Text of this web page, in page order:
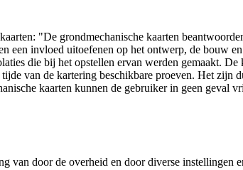
"De grondmechanische kaarten
een invloed uitoefenen op het ontwerp, de bouw
die bij het opstellen ervan werden gemaakt.
van de kartering beschikbare proeven. Het
kaarten kunnen de gebruiker in geen geval
van door de overheid en door diverse instellingen